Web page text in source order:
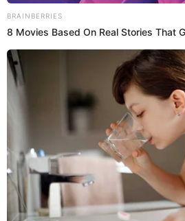
02 Ago 2022 | 18:42 h
Quién es quién en “Pipa” de
actores y personajes de la
Conoce a los actores y los personajes
basada en la saga "Los crímenes del Sur".